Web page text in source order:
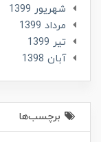
شهریور 1399
مرداد 1399
تير 1399
آبان 1398
برچسب‌ها